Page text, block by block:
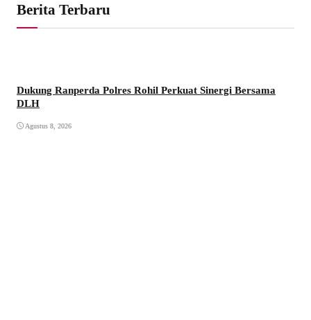
Berita Terbaru
Dukung Ranperda Polres Rohil Perkuat Sinergi Bersama
DLH
Agustus 8, 2026